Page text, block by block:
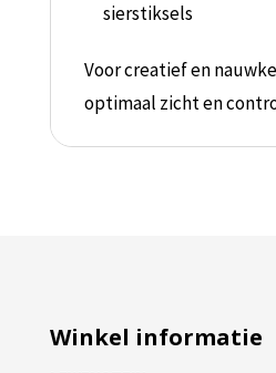
sierstiksels
Voor creatief en
optimaal zicht en
Winkel informatie